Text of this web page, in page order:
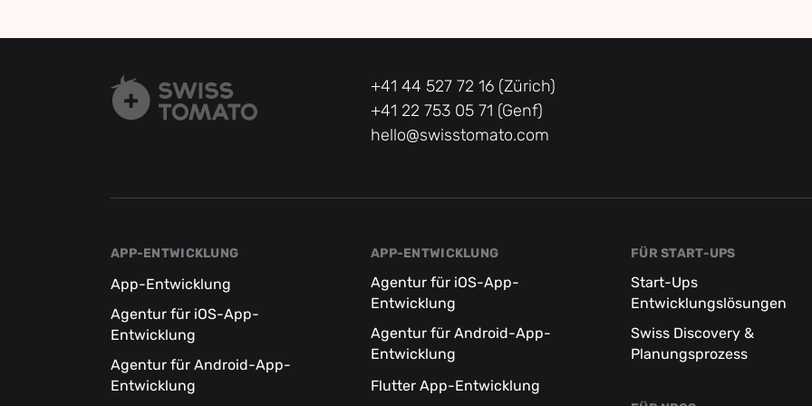
+41 44 527 72 16 (Zürich)
+41 22 753 05 71 (Genf)
hello@swisstomato.com
APP-ENTWICKLUNG
App-Entwicklung
Agentur für iOS-App-
Entwicklung
Agentur für Android-App-
Entwicklung
APP-ENTWICKLUNG
Agentur für iOS-App-
Entwicklung
Agentur für Android-App-
Entwicklung
Flutter App-Entwicklung
FÜR START-UPS
Start-Ups
Entwicklungslösungen
Swiss Discovery &
Planungsprozess